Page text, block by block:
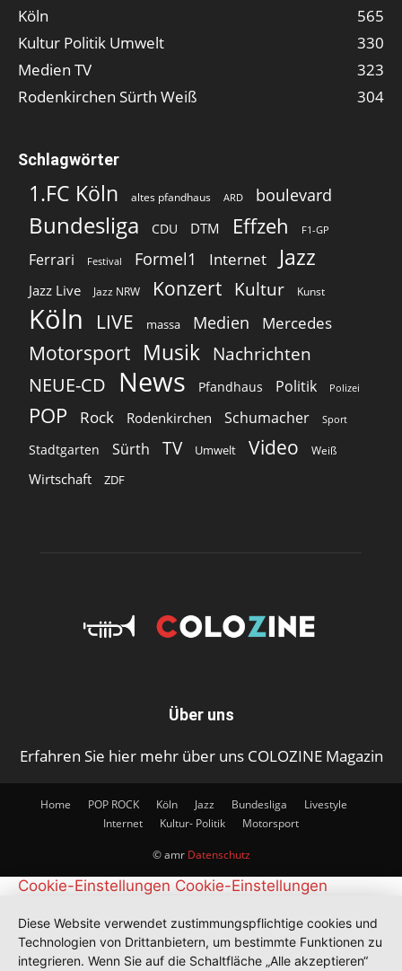
Köln
565
Kultur Politik Umwelt
330
Medien TV
323
Rodenkirchen Sürth Weiß
304
Schlagwörter
1.FC Köln altes pfandhaus ARD boulevard
Bundesliga CDU DTM Effzeh F1-GP
Ferrari Festival Formel1 Internet Jazz
Jazz Live Jazz NRW Konzert Kultur Kunst
Köln LIVE massa Medien Mercedes
Motorsport Musik Nachrichten
NEUE-CD
News Pfandhaus Politik Polizei
POP Rock Rodenkirchen Schumacher Sport
Stadtgarten Sürth TV Umwelt Video Weiß
Wirtschaft ZDF
Über uns
Erfahren Sie hier mehr über uns COLOZINE Magazin
Home POP ROCK Köln Jazz Bundesliga
Livestyle
Internet
Kultur- Politik Motorsport
© amr Datenschutz
Cookie-Einstellungen Cookie-Einstellungen
Diese Website verwendet zustimmungspflichtige cookies und
Technologien von Drittanbietern, um bestimmte Funktionen zu
integrieren. Wenn Sie auf die Schaltfläche „Alle akzeptieren“